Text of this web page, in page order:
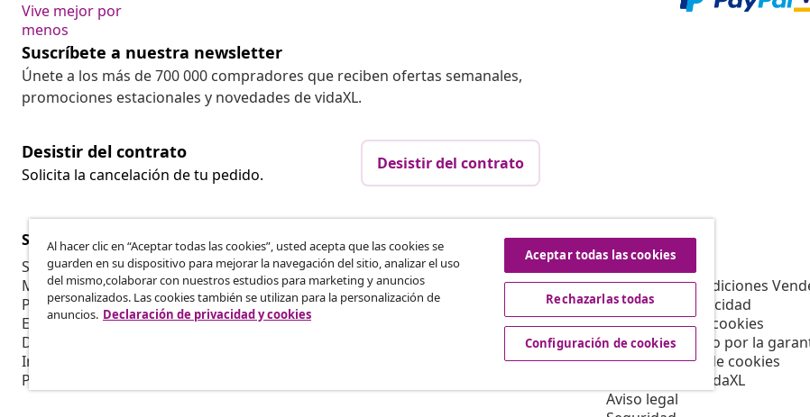
Vive mejor por
menos
Suscríbete a nuestra newsletter
Únete a los más de 700 000 compradores que reciben ofertas semanales,
promociones estacionales y novedades de vidaXL.
Desistir del contrato
Solicita la cancelación de tu pedido.
Desistir del contrato
Servicio al Cliente
Seguimiento del pedido
Mi cuenta
Pago
Envío
Devolución
Información del producto
Pedido
Empresas
Programa de Afiliación
Producir para vidaXL
Colaboraciones de marketing
vidaXL
Términos y Condiciones
Política de privacidad
Declaración de cookies
Servicio cubierto por la
Configuración de cookies
Trabajar para vidaXL
Aviso legal
Al hacer clic en “Aceptar todas las cookies”, usted acepta que las cookies se
guarden en su dispositivo para mejorar la navegación del sitio, analizar el uso
del mismo,colaborar con nuestros estudios para marketing y anuncios
personalizados. Las cookies también se utilizan para la personalización de
anuncios. Declaración de privacidad y cookies
Aceptar todas las cookies
Rechazarlas todas
Configuración de cookies